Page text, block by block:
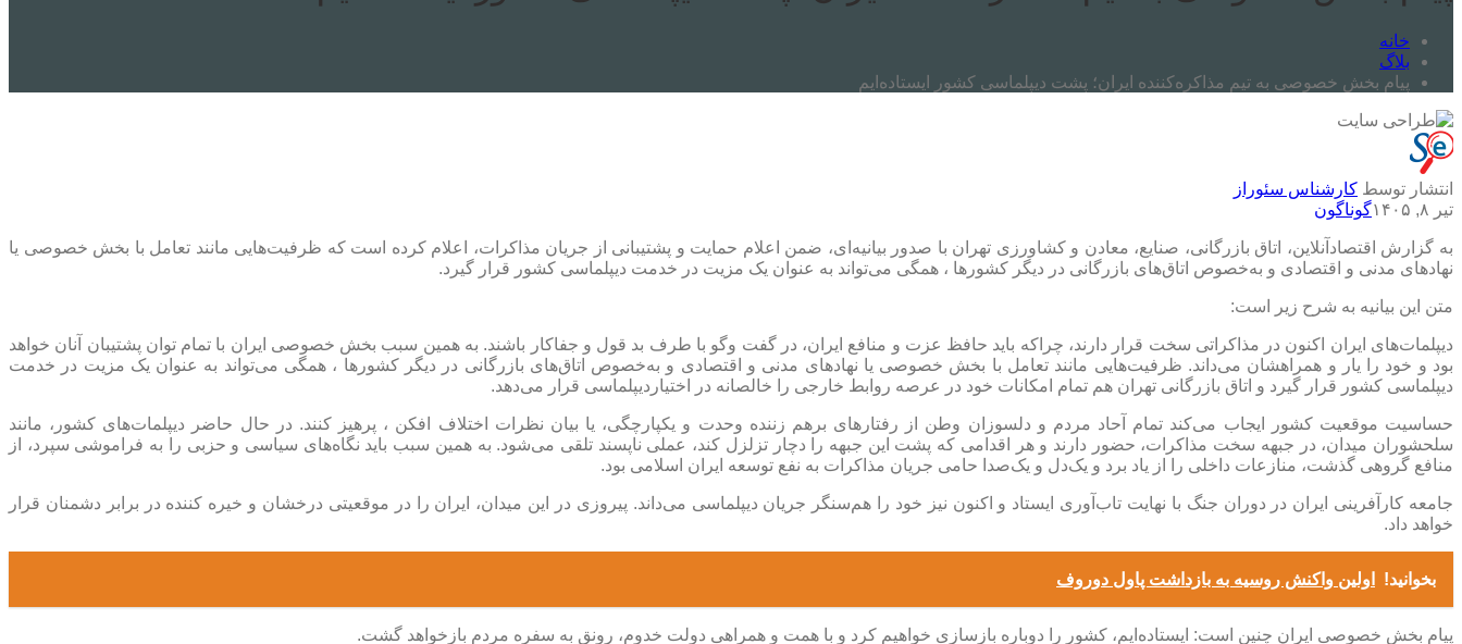
خانه
بلاگ
پیام بخش خصوصی به تیم مذاکره‌کننده ایران؛ پشت دیپلماسی کشور ایستاده‌ایم
انتشار توسط کارشناس سئوراز
تیر ۸, ۱۴۰۵
گوناگون
به گزارش اقتصادآنلاین، اتاق بازرگانی، صنایع، معادن و کشاورزی تهران با صدور بیانیه‌ای، ضمن اعلام حمایت و پشتیبانی از جریان مذاکرات، اعلام کرده است که ظرفیت‌هایی مانند تعامل با بخش خصوصی یا
نهادهای مدنی و اقتصادی و به‌خصوص اتاق‌های بازرگانی در دیگر کشورها ، همگی می‌تواند به عنوان یک مزیت در خدمت دیپلماسی کشور قرار گیرد.
متن این بیانیه به شرح زیر است:
دیپلمات‌های ایران اکنون در مذاکراتی سخت قرار دارند، چراکه باید حافظ عزت و منافع ایران، در گفت وگو با طرف بد قول و جفاکار باشند. به همین سبب بخش خصوصی ایران با تمام توان پشتیبان آنان خواهد
بود و خود را یار و همراهشان می‌داند. ظرفیت‌هایی مانند تعامل با بخش خصوصی یا نهادهای مدنی و اقتصادی و به‌خصوص اتاق‌های بازرگانی در دیگر کشورها ، همگی می‌تواند به عنوان یک مزیت در خدمت
دیپلماسی کشور قرار گیرد و اتاق بازرگانی تهران هم تمام امکانات خود در عرصه روابط خارجی را خالصانه در اختیاردیپلماسی قرار می‌دهد.
حساسیت موقعیت کشور ایجاب می‌کند تمام آحاد مردم و دلسوزان وطن از رفتارهای برهم زننده وحدت و یکپارچگی، یا بیان نظرات اختلاف افکن ، پرهیز کنند. در حال حاضر دیپلمات‌های کشور، مانند
سلحشوران میدان، در جبهه سخت مذاکرات، حضور دارند و هر اقدامی که پشت این جبهه را دچار تزلزل کند، عملی ناپسند تلقی می‌شود. به همین سبب باید نگاه‌های سیاسی و حزبی را به فراموشی سپرد، از
منافع گروهی گذشت، منازعات داخلی را از یاد برد و یک‌دل و یک‌صدا حامی جریان مذاکرات به نفع توسعه ایران اسلامی بود.
جامعه کارآفرینی ایران در دوران جنگ با نهایت تاب‌آوری ایستاد و اکنون نیز خود را هم‌سنگر جریان دیپلماسی می‌داند. پیروزی در این میدان،‌ ایران را در موقعیتی درخشان و خیره کننده در برابر دشمنان قرار
خواهد داد.
بخوانید! اولین واکنش روسیه به بازداشت پاول دوروف
پیام بخش خصوصی ایران چنین است: ایستاده‌ایم،‌ کشور را دوباره بازسازی خواهیم کرد و با همت و همراهی دولت خدوم،‌ رونق به سفره مردم بازخواهد گشت.